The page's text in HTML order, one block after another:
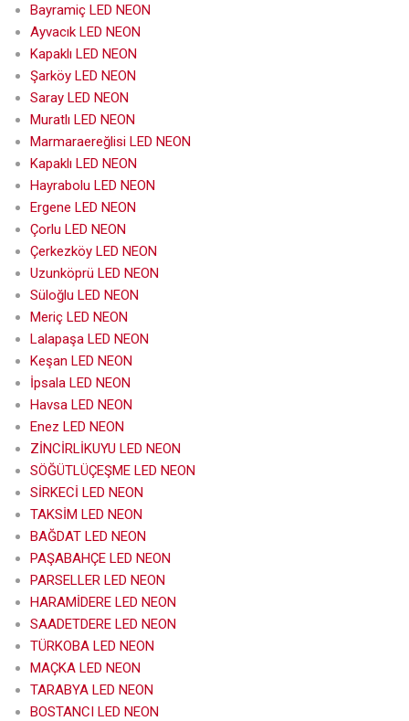
Bayramiç LED NEON
Ayvacık LED NEON
Kapaklı LED NEON
Şarköy LED NEON
Saray LED NEON
Muratlı LED NEON
Marmaraereğlisi LED NEON
Kapaklı LED NEON
Hayrabolu LED NEON
Ergene LED NEON
Çorlu LED NEON
Çerkezköy LED NEON
Uzunköprü LED NEON
Süloğlu LED NEON
Meriç LED NEON
Lalapaşa LED NEON
Keşan LED NEON
İpsala LED NEON
Havsa LED NEON
Enez LED NEON
ZİNCİRLİKUYU LED NEON
SÖĞÜTLÜÇEŞME LED NEON
SİRKECİ LED NEON
TAKSİM LED NEON
BAĞDAT LED NEON
PAŞABAHÇE LED NEON
PARSELLER LED NEON
HARAMİDERE LED NEON
SAADETDERE LED NEON
TÜRKOBA LED NEON
MAÇKA LED NEON
TARABYA LED NEON
BOSTANCI LED NEON